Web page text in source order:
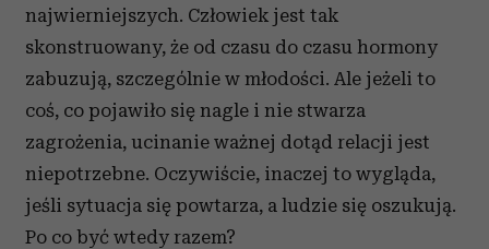
najwierniejszych. Człowiek jest tak
skonstruowany, że od czasu do czasu hormony
zabuzują, szczególnie w młodości. Ale jeżeli to
coś, co pojawiło się nagle i nie stwarza
zagrożenia, ucinanie ważnej dotąd relacji jest
niepotrzebne. Oczywiście, inaczej to wygląda,
jeśli sytuacja się powtarza, a ludzie się oszukują.
Po co być wtedy razem?